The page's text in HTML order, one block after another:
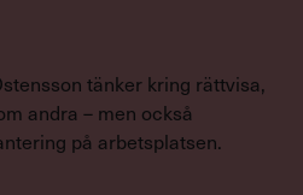
tänker kring rättvisa,
andra – men också
på arbetsplatsen.